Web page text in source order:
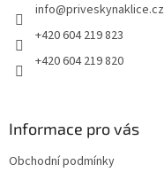
info@priveskynaklice.cz
+420 604 219 823
+420 604 219 820
Informace pro vás
Obchodní podmínky